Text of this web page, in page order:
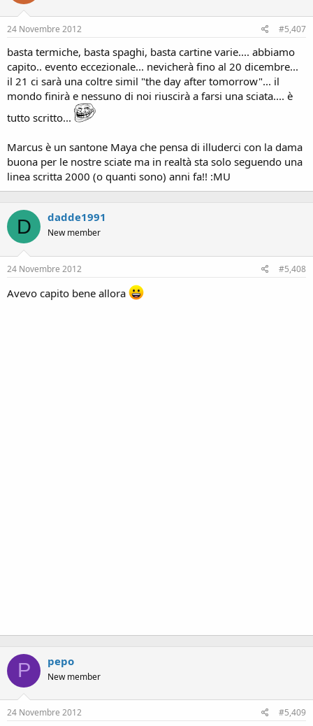
24 Novembre 2012 #5,407
basta termiche, basta spaghi, basta cartine varie.... abbiamo
capito.. evento eccezionale... nevicherà fino al 20 dicembre...
il 21 ci sarà una coltre simil "the day after tomorrow"... il
mondo finirà e nessuno di noi riuscirà a farsi una sciata.... è
tutto scritto...
Marcus è un santone Maya che pensa di illuderci con la dama
buona per le nostre sciate ma in realtà sta solo seguendo una
linea scritta 2000 (o quanti sono) anni fa!! :MU
D dadde1991
New member
24 Novembre 2012 #5,408
Avevo capito bene allora
P pepo
New member
24 Novembre 2012 #5,409